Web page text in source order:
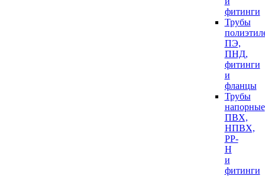
фитинги
Трубы
ПЭ,
ПНД,
фитинги
и
фланцы
Трубы
напорные
ПВХ,
НПВХ,
PP-
H
и
фитинги